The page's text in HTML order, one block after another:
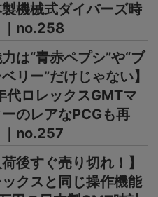
製機械式ダイバーズ時
｜no.258
力は“青赤ペプシ”や“ブ
リー”だけじゃない】
代ロレックスGMTマ
のレアなPCGも再
｜no.257
荷後すぐ売り切れ！】
ックスと同じ操作機能